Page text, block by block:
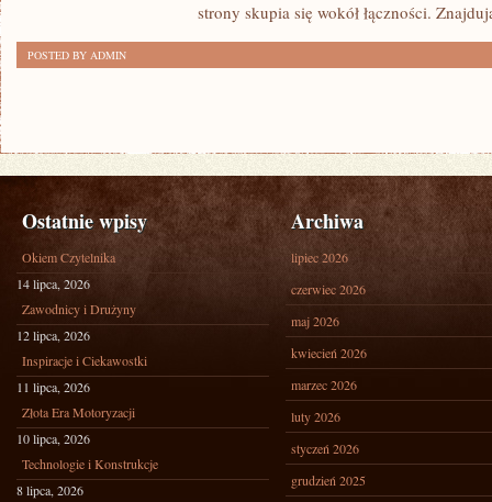
strony skupia się wokół łączności.
POSTED BY ADMIN
Ostatnie wpisy
Okiem Czytelnika
14 lipca, 2026
Zawodnicy i Drużyny
12 lipca, 2026
Inspiracje i Ciekawostki
11 lipca, 2026
Złota Era Motoryzacji
10 lipca, 2026
Technologie i Konstrukcje
8 lipca, 2026
Archiwa
lipiec 2026
czerwiec 2026
maj 2026
kwiecień 2026
marzec 2026
luty 2026
styczeń 2026
grudzień 2025